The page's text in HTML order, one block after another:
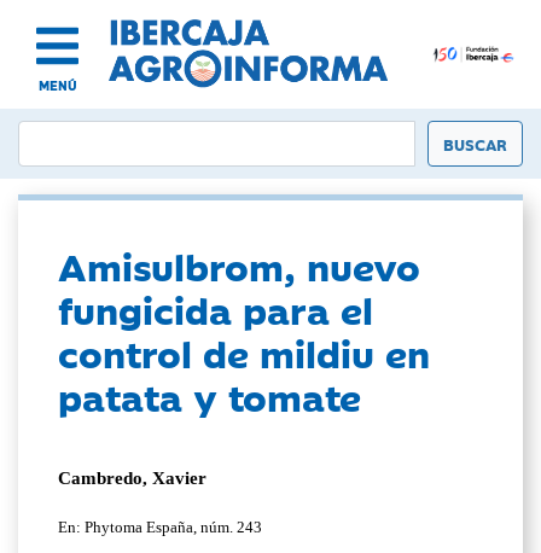
MENÚ
Amisulbrom, nuevo
fungicida para el
control de mildiu en
patata y tomate
Cambredo, Xavier
En: Phytoma España, núm. 243